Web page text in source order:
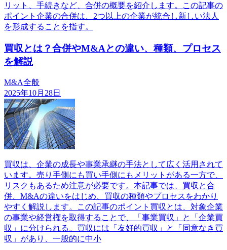
リット、手続きなど、合併の概要を紹介します。この記事の
ポイント企業の合併は、2つ以上の企業が統合し新しい法人
を形成することを指す。
買収とは？合併やM&Aとの違い、種類、プロセス
を解説
M&A全般
2025年10月28日
買収は、企業の成長や事業承継の手法として広く活用されて
います。売り手側にも買い手側にもメリットがある一方で、
リスクもあるため注意が必要です。本記事では、買収と合
併、M&Aの違いをはじめ、買収の種類やプロセスをわかり
やすく解説します。この記事のポイント買収とは、対象企業
の事業や経営権を取得することで、「事業買収」と「企業買
収」に分けられる。買収には「友好的買収」と「同意なき買
収」があり、一般的に中小